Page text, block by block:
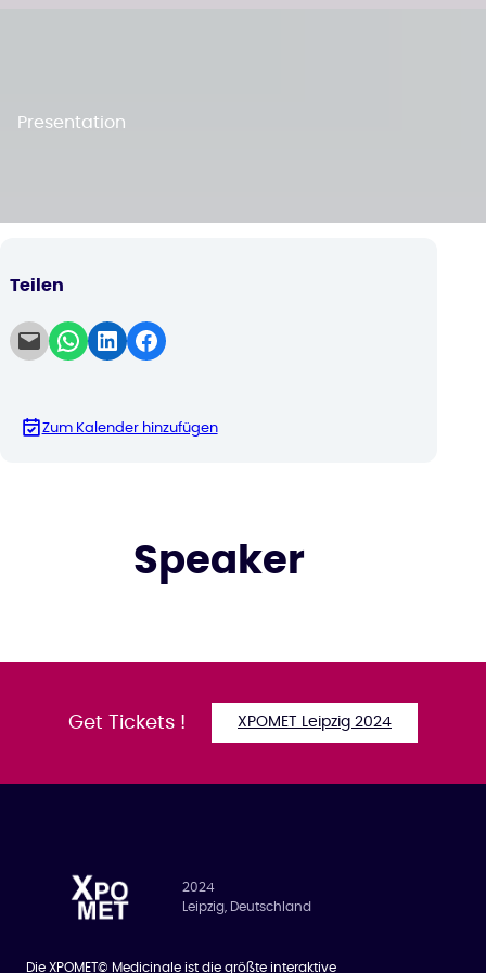
Presentation
Teilen
Email this Page Share on WhatsApp Share on LinkedIn Share on Facebook
Zum Kalender hinzufügen
Speaker
Get Tickets ! XPOMET Leipzig 2024
2024
Leipzig, Deutschland
Die XPOMET© Medicinale ist die größte interaktive